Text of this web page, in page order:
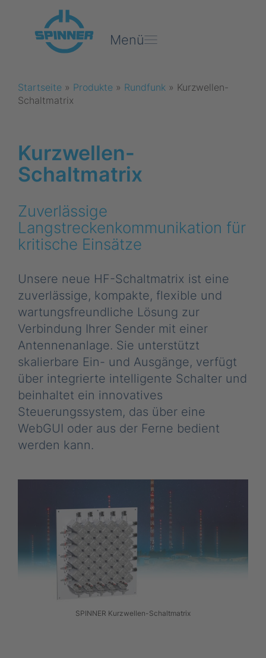
Menü
Startseite » Produkte » Rundfunk » Kurzwellen-
Schaltmatrix
Kurzwellen-
Schaltmatrix
Zuverlässige
Langstreckenkommunikation für
kritische Einsätze
Unsere neue HF-Schaltmatrix ist eine
zuverlässige, kompakte, flexible und
wartungsfreundliche Lösung zur
Verbindung Ihrer Sender mit einer
Antennenanlage. Sie unterstützt
skalierbare Ein- und Ausgänge, verfügt
über integrierte intelligente Schalter und
beinhaltet ein innovatives
Steuerungssystem, das über eine
WebGUI oder aus der Ferne bedient
werden kann.
SPINNER Kurzwellen-Schaltmatrix